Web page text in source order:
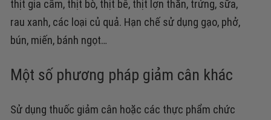
thịt gia cầm, thịt bò, thịt bê, thịt lợn thăn, trứng, sữa,
rau xanh, các loại củ quả. Hạn chế sử dụng gạo, phở,
bún, miến, bánh ngọt…
Một số phương pháp giảm cân khác
Sử dụng thuốc giảm cân hoặc các thực phẩm chức